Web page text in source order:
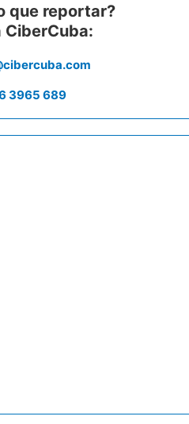
que reportar?
CiberCuba:
3965 689